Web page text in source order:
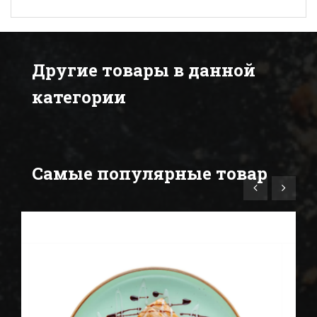
Другие товары в данной
категории
Самые популярные товар